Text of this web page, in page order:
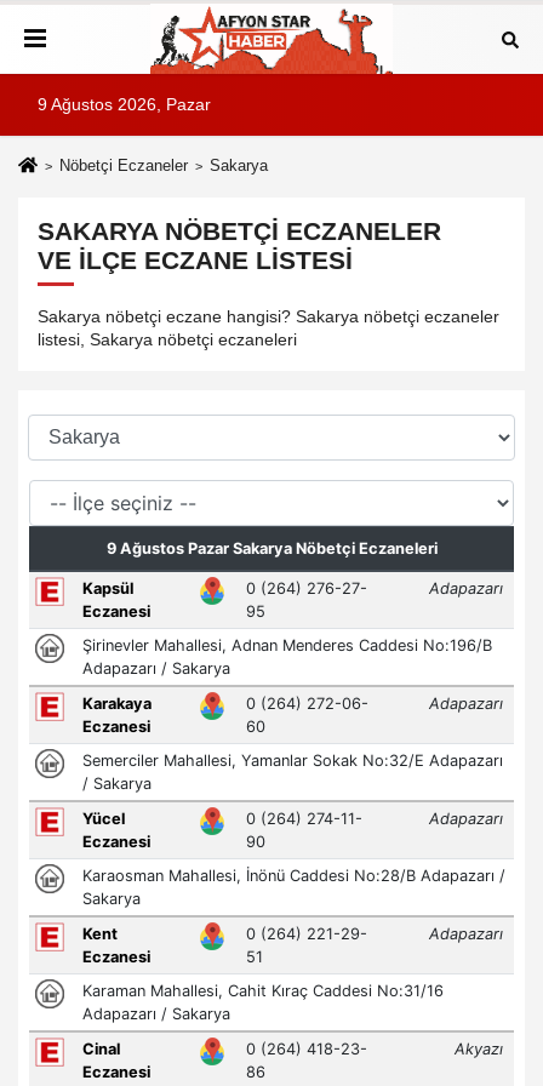
9 Ağustos 2026, Pazar
Nöbetçi Eczaneler Sakarya
SAKARYA NÖBETÇI ECZANELER
VE İLÇE ECZANE LISTESI
Sakarya nöbetçi eczane hangisi? Sakarya nöbetçi eczaneler
listesi, Sakarya nöbetçi eczaneleri